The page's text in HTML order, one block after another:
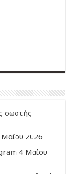
σωστής
Μαΐου 2026
4 Μαΐου